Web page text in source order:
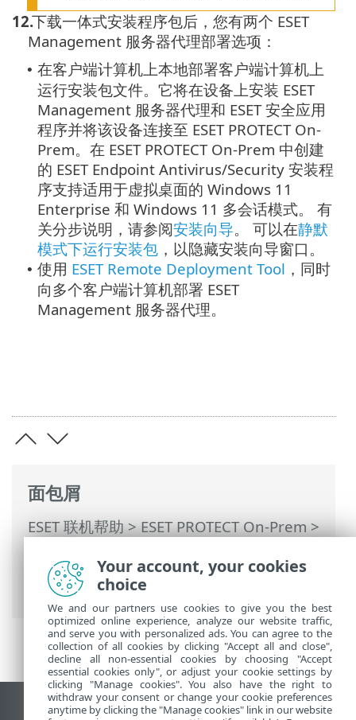
面包屑
ESET 联机帮助>ESET PROTECT On-Prem>
部署>本地部署 > 创建服务器代理（和
ESET 安全应用程序）安装程序 - Windows
12.下载一体式安装程序包后，您有两个 ESET
Management 服务器代理部署选项：
• 在客户端计算机上本地部署客户端计算机上
运行安装包文件。它将在设备上安装 ESET
Management 服务器代理和 ESET 安全应用
程序并将该设备连接至 ESET PROTECT On-
Prem。在 ESET PROTECT On-Prem 中创建
的 ESET Endpoint Antivirus/Security 安装程
序支持适用于虚拟桌面的 Windows 11
Enterprise 和 Windows 11 多会话模式。
有
关分步说明，请参阅安装向导。 可以在静默
模式下运行安装包 ，以隐藏安装向导窗口。
• 使用 ESET Remote Deployment Tool ，同时
向多个客户端计算机部署 ESET
Management 服务器代理。
查看桌面站点
Your account, your cookies
choice
We and our partners use cookies to give you the best
optimized online experience, analyze our website traffic,
and serve you with personalized ads. You can agree to the
collection of all cookies by clicking "Accept all and close",
decline all non-essential cookies by choosing "Accept
essential cookies only", or adjust your cookie settings by
clicking "Manage cookies". You also have the right to
withdraw your consent or change your cookie preferences
anytime by clicking the "Manage cookies" link in our website